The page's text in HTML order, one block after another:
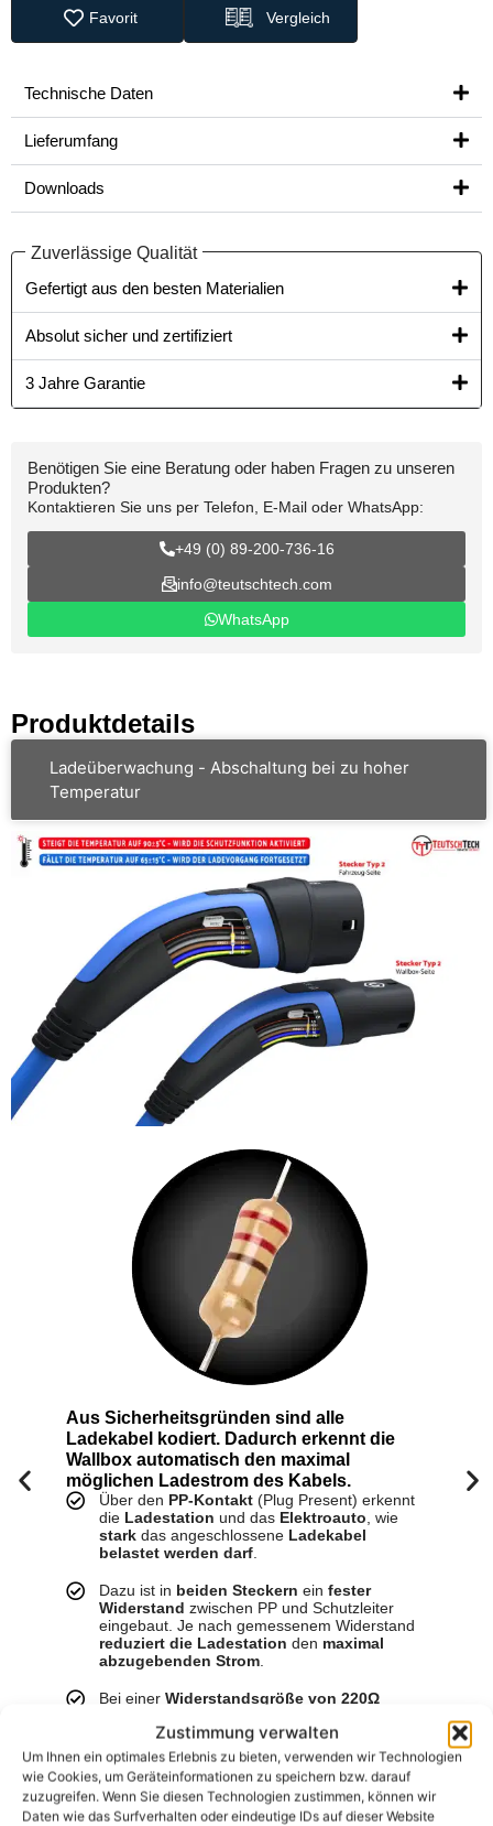
Zustimmung verwalten
Um Ihnen ein optimales Erlebnis zu bieten, verwenden wir Technologien
wie Cookies, um Geräteinformationen zu speichern bzw. darauf
zuzugreifen. Wenn Sie diesen Technologien zustimmen, können wir
Daten wie das Surfverhalten oder eindeutige IDs auf dieser Website
Favorit Vergleich
Technische Daten
Lieferumfang
Downloads
Zuverlässige Qualität
Gefertigt aus den besten Materialien​
Absolut sicher und zertifiziert
3 Jahre Garantie
Benötigen Sie eine Beratung oder haben Fragen zu unseren
Produkten?
Kontaktieren Sie uns per Telefon, E-Mail oder WhatsApp:
+49 (0) 89-200-736-16
info@teutschtech.com
WhatsApp
Produktdetails
Ladeüberwachung - Abschaltung bei zu hoher
Temperatur
Aus Sicherheitsgründen sind alle
Ladekabel kodiert. Dadurch erkennt die
Wallbox automatisch den maximal
möglichen Ladestrom des Kabels.
Über den PP-Kontakt (Plug Present) erkennt
die Ladestation und das Elektroauto , wie
stark das angeschlossene Ladekabel
belastet werden darf
Dazu ist in beiden Steckern einfester
Widerstand zwischen PP und Schutzleiter
eingebaut. Je nach gemessenem Widerstand
reduziert die Ladestation den maximal
abzugebenden Strom
Bei einer Widerstandsgröße von 220Ω
entnommen werden, während bei einer
Widerstandsgröße von 680Ωbis zu20A pro
Phase (4,6kW)
zulässig sind. Das Fahrzeug
darf folglichnicht mehr Strom entnehmen, als
dasLadekabel technisch zulässt.